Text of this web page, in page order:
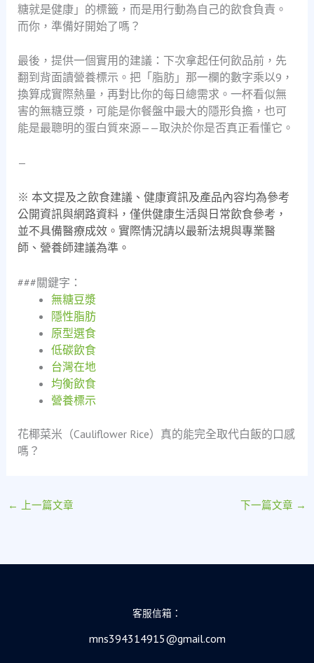
糖就是健康」的標籤，而是用行動為自己的飲食負責。
而你，準備好開始了嗎？
最後，提供一個實用的建議：下次拿起任何飲品前，先
翻到背面讀營養標示。把「脂肪」那一欄的數字乘以9，
換算成實際熱量，再對比你的每日總需求。一杯看似無
害的無糖豆漿，可能是你餐盤中最大的隱形負擔，也可
能是最聰明的蛋白質來源——取決於你是否真正看懂它。
—
※ 本文提及之飲食建議、健康資訊及產品內容均為參考
公開資訊與網路資料，僅供健康生活與日常飲食參考，
並不具備醫療成效。實際情況請以最新法規與專業醫
師、營養師建議為準。
###關鍵字：
無糖豆漿
隱性脂肪
原型選食
低碳飲食
台灣在地
均衡飲食
營養標示
花椰菜米（Cauliflower Rice）真的能完全取代白飯的口感
嗎？
← 上一篇文章 下一篇文章 →
客服信箱：
mns394314915@gmail.com